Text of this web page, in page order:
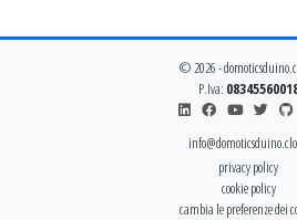
© 2026 -
P.Iva:
privacy policy
cookie policy
cambia le preferenze dei